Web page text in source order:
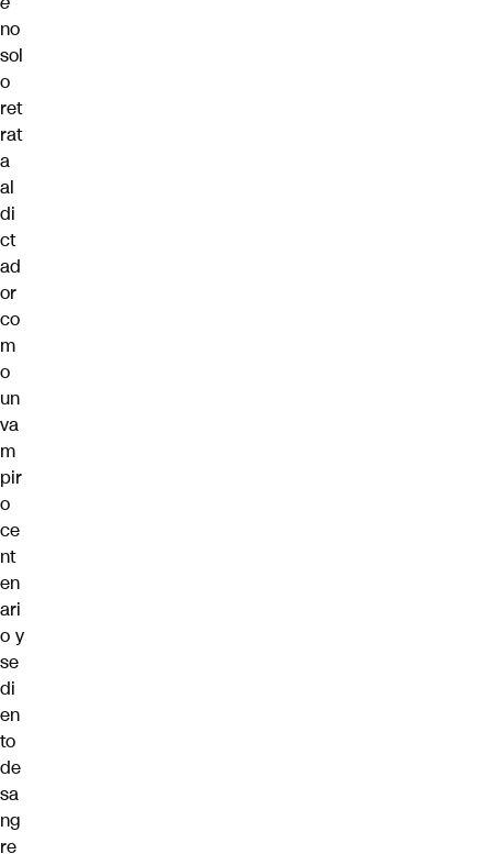
no
sol
o
ret
rat
a
al
di
ct
ad
or
co
m
o
un
va
m
pir
o
ce
nt
en
ari
o y
se
di
en
to
de
sa
ng
re